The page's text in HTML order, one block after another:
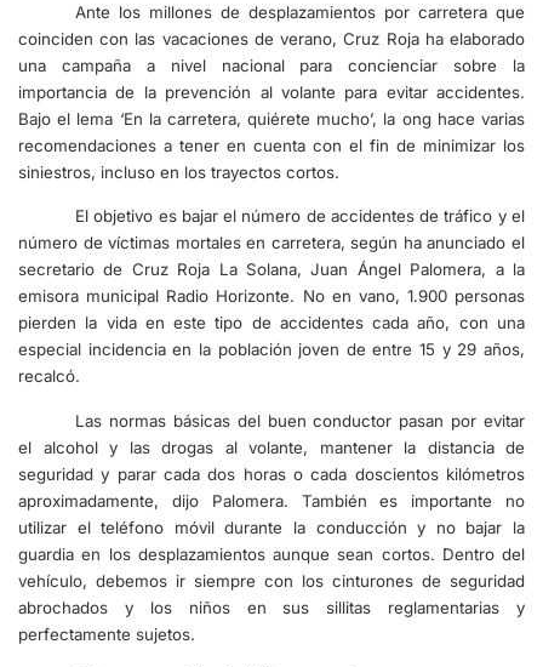
Ante los millones de desplazamientos por carretera que
coinciden con las vacaciones de verano, Cruz Roja ha elaborado
una campaña a nivel nacional para concienciar sobre la
importancia de la prevención al volante para evitar accidentes.
Bajo el lema ‘En la carretera, quiérete mucho’, la ong hace varias
recomendaciones a tener en cuenta con el fin de minimizar los
siniestros, incluso en los trayectos cortos.
El objetivo es bajar el número de accidentes de tráfico y el
número de víctimas mortales en carretera, según ha anunciado el
secretario de Cruz Roja La Solana, Juan Ángel Palomera, a la
emisora municipal Radio Horizonte. No en vano, 1.900 personas
pierden la vida en este tipo de accidentes cada año, con una
especial incidencia en la población joven de entre 15 y 29 años,
recalcó.
Las normas básicas del buen conductor pasan por evitar
el alcohol y las drogas al volante, mantener la distancia de
seguridad y parar cada dos horas o cada doscientos kilómetros
aproximadamente, dijo Palomera. También es importante no
utilizar el teléfono móvil durante la conducción y no bajar la
guardia en los desplazamientos aunque sean cortos. Dentro del
vehículo, debemos ir siempre con los cinturones de seguridad
abrochados y los niños en sus sillitas reglamentarias y
perfectamente sujetos.